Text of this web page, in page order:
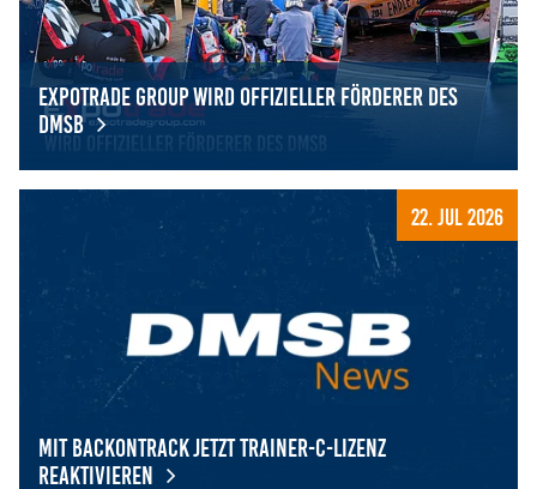
Expotrade Group wird offizieller Förderer des
DMSB
Expotrade Group wird offizieller Förderer des DMSB
22. Jul 2026
Mit BackOnTrack jetzt Trainer-C-Lizenz
reaktivieren